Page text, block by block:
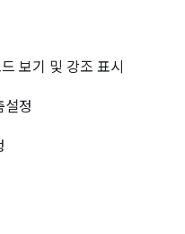
보기 및 강조 표시
설정